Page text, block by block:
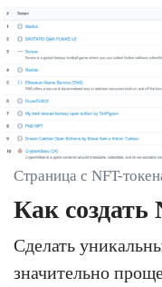
Страница с NFT-
Как создать
Сделать
значительно